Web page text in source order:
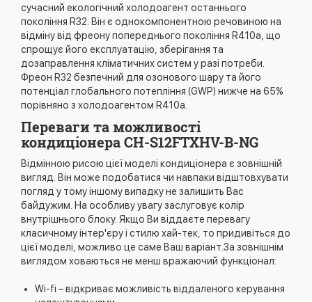
сучасний екологічний холодоагент останнього
покоління R32. Він є однокомпонентною речовиною на
відміну від фреону попереднього покоління R410a, що
спрощує його експлуатацію, зберігання та
дозаправлення кліматичних систем у разі потреби.
Фреон R32 безпечний для озонового шару та його
потенціал глобального потепління (GWP) нижче на 65%
порівняно з холодоагентом R410a.
Переваги та можливості
кондиціонера CH-S12FTXHV-B-NG
Відмінною рисою цієї моделі кондиціонера є зовнішній
вигляд. Він може подобатися чи навпаки відштовхувати
погляд у тому іншому випадку не залишить Вас
байдужим. На особливу увагу заслуговує колір
внутрішнього блоку. Якщо Ви віддаєте перевагу
класичному інтер'єру і стилю хай-тек, то придивіться до
цієї моделі, можливо це саме Ваш варіант.За зовнішнім
виглядом ховаються не менш вражаючий функціонал:
Wi-fi – відкриває можливість віддаленого керування